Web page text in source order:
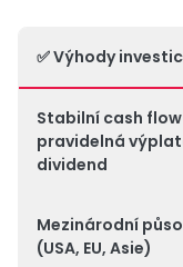
✅Výhody
Stabilní cash
pravidelná
dividend
Mezinárodní
(USA, EU, Asie)